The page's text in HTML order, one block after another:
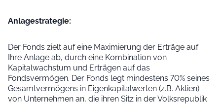
Anlage­strategie:
Der Fonds zielt auf eine Maximierung der Erträge auf
Ihre Anlage ab, durch eine Kombination von
Kapitalwachstum und Erträgen auf das
Fondsvermögen. Der Fonds legt mindestens 70% seines
Gesamtvermögens in Eigenkapitalwerten (z.B. Aktien)
von Unternehmen an, die ihren Sitz in der Volksrepublik